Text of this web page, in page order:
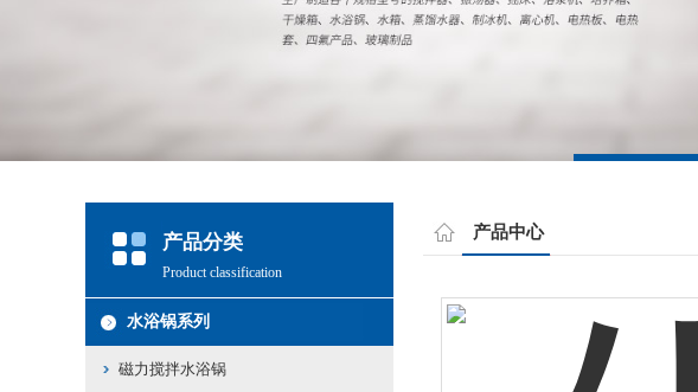
产品中心
产品分类
Product classification
水浴锅系列
磁力搅拌水浴锅